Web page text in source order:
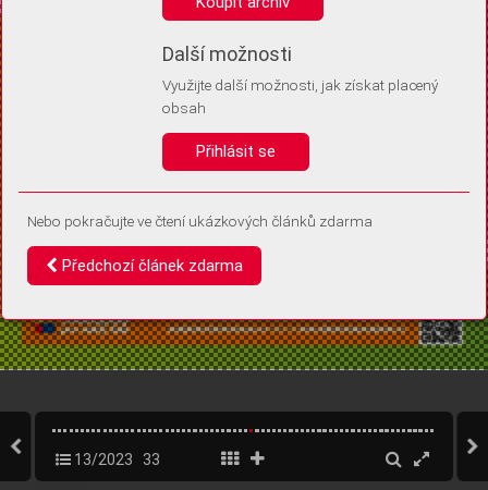
Díky němu příště poznáme, že se jedná o stejné zařízení, a
Identifikátor je zcela anonymní.
Vaše souhlasy a odmítnutí si ukládáme do vašeho zařízení, abychom se
vás už příště znovu neptali. Můžete je kdykoli později upravit ve Správě
13/2023 33
Další možnosti
Využijte další možnosti, jak získat placený
obsah
Přihlásit se
Nebo pokračujte ve čtení ukázkových článků zdarma
Předchozí článek zdarma